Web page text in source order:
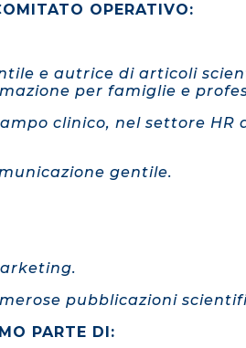
OPERATIVO:
e autrice di articoli
per famiglie e
clinico, nel settore HR
gentile.
pubblicazioni
PARTE DI: